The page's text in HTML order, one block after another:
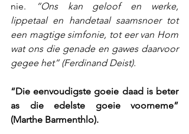
nie.
“Ons kan geloof en werke,
lippetaal en handetaal saamsnoer tot
een magtige simfonie, tot eer van Hom
wat ons die genade en gawes daarvoor
gegee het” (Ferdinand Deist).
“Die eenvoudigste goeie daad is beter
as die edelste goeie voorneme”
(Marthe Barmenthlo).